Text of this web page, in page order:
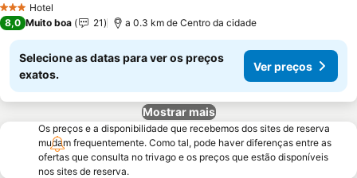
3 EstrelasHotel
8,0 Muito boa 21 a 0.3 km de Centro da cidade
Selecione as datas para ver os preços
exatos.
Ver preços
Mostrar mais
Os preços e a disponibilidade que recebemos dos sites de reserva
mudam frequentemente. Como tal, pode haver diferenças entre as
ofertas que consulta no trivago e os preços que estão disponíveis
nos sites de reserva.